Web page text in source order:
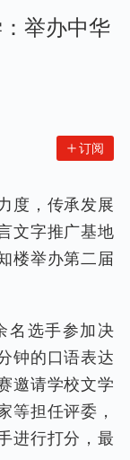
举办中华
订阅
度，传承发展
文字推广基地
楼举办第二届
名选手参加决
钟的口语表达
邀请学校文学
等担任评委，
进行打分，最